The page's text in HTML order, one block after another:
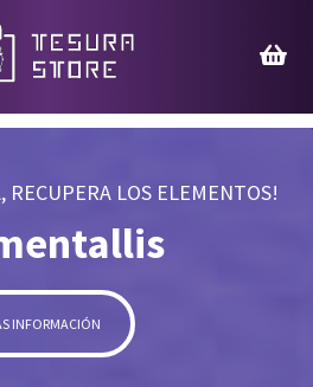
RECUPERA LOS ELEMENTOS!
INFORMACIÓN